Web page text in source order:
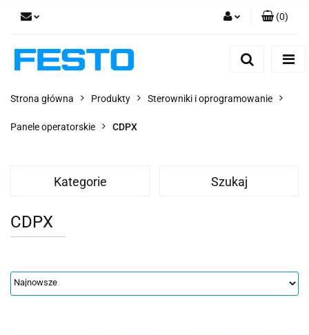
Dodaj zgłoszenie
(0)
Strona główna Produkty Sterowniki i oprogramowanie
Panele operatorskie CDPX
Kategorie Szukaj
CDPX